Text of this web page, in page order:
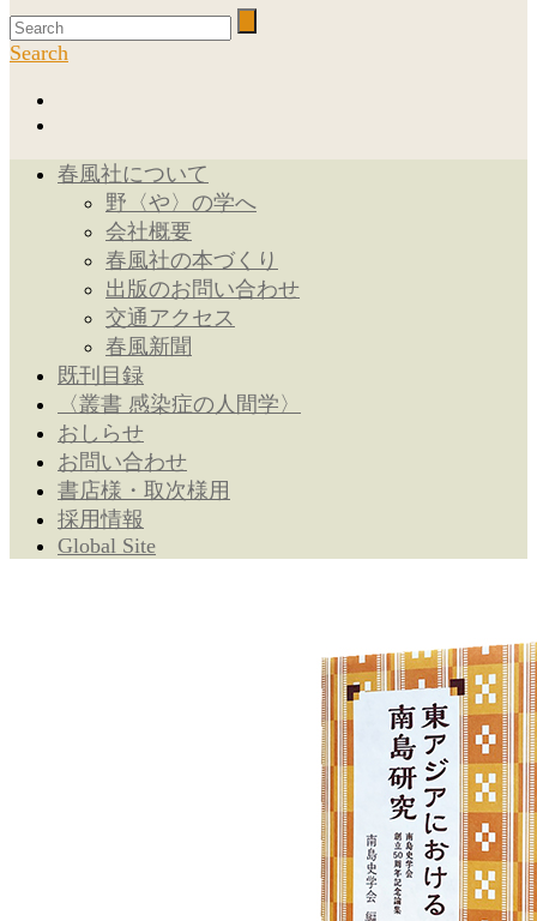
Search
春風社について
野〈や〉の学へ
会社概要
春風社の本づくり
出版のお問い合わせ
交通アクセス
春風新聞
既刊目録
〈叢書 感染症の人間学〉
おしらせ
お問い合わせ
書店様・取次様用
採用情報
Global Site